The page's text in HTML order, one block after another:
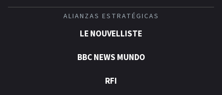
ALIANZAS ESTRATÉGICAS
LE NOUVELLISTE
BBC NEWS MUNDO
RFI